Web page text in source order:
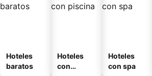
Hoteles
baratos
Hoteles
con
Hoteles
con spa